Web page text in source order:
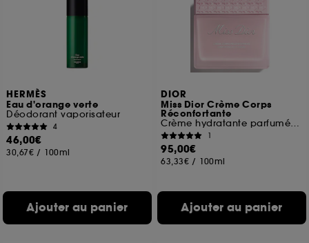
HERMÈS
Eau d'orange verte
Déodorant vaporisateur
4
46,00€
30,67€ / 100ml
Ajouter au panier
DIOR
Miss Dior Crème Corps
Réconfortante
Crème hydratante parfumé pour le corps
1
95,00€
63,33€ / 100ml
Ajouter au panier